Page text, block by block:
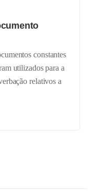
constantes
utilizados para a
relativos a